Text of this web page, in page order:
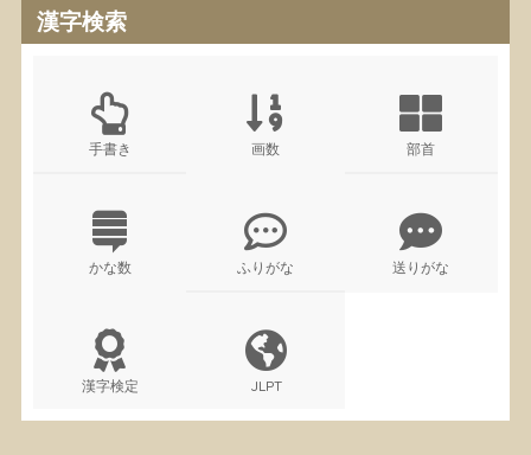
漢字検索
手書き 画数 部首
かな数 ふりがな 送りがな
漢字検定 JLPT